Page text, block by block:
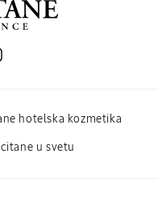
hotelska kozmetika
u svetu